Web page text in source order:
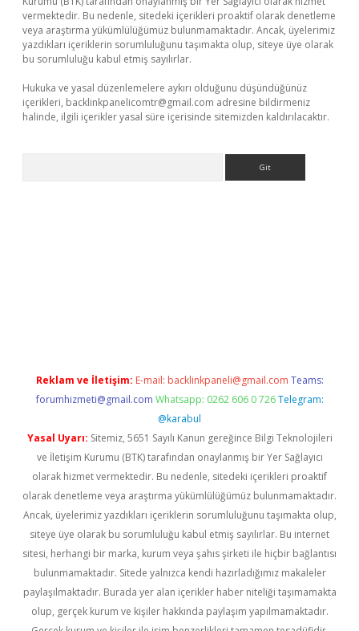
vermektedir. Bu nedenle, sitedeki içerikleri proaktif olarak denetleme
veya araştırma yükümlülüğümüz bulunmamaktadır. Ancak, üyelerimiz
yazdıkları içeriklerin sorumluluğunu taşımakta olup, siteye üye olarak
bu sorumluluğu kabul etmiş sayılırlar.
Hukuka ve yasal düzenlemelere aykırı olduğunu düşündüğünüz
içerikleri, backlinkpanelicomtr@gmail.com adresine bildirmeniz
halinde, ilgili içerikler yasal süre içerisinde sitemizden kaldırılacaktır.
Reklam ve İletişim: E-mail: backlinkpaneli@gmail.com Teams:
forumhizmeti@gmail.com Whatsapp: 0262 606 0 726 Telegram:
@karabul
Yasal Uyarı: Sitemiz, 5651 Sayılı Kanun gereğince Bilgi Teknolojileri
ve İletişim Kurumu (BTK) tarafından onaylanmış bir Yer Sağlayıcı
olarak hizmet vermektedir. Bu nedenle, sitedeki içerikleri proaktif
olarak denetleme veya araştırma yükümlülüğümüz bulunmamaktadır.
Ancak, üyelerimiz yazdıkları içeriklerin sorumluluğunu taşımakta olup,
siteye üye olarak bu sorumluluğu kabul etmiş sayılırlar. Bu internet
sitesi, herhangi bir marka, kurum veya şahıs şirketi ile hiçbir bağlantısı
bulunmamaktadır. Sitede yalnızca kendi hazırladığımız makaleler
paylaşılmaktadır. Burada yer alan içerikler haber niteliği taşımamakta
olup, gerçek kurum ve kişiler hakkında paylaşım yapılmamaktadır.